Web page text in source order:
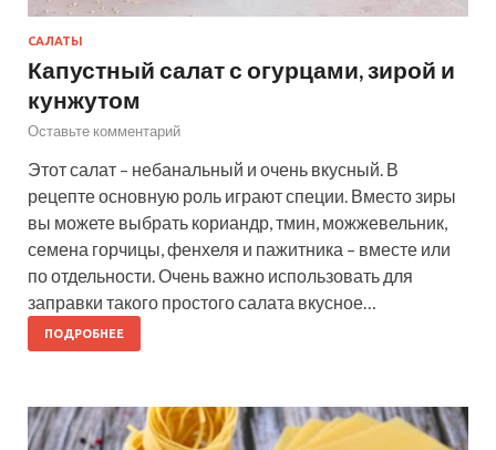
САЛАТЫ
Капустный салат с огурцами, зирой и
кунжутом
Оставьте комментарий
Этот салат – небанальный и очень вкусный. В
рецепте основную роль играют специи. Вместо зиры
вы можете выбрать кориандр, тмин, можжевельник,
семена горчицы, фенхеля и пажитника – вместе или
по отдельности. Очень важно использовать для
заправки такого простого салата вкусное…
ПОДРОБНЕЕ